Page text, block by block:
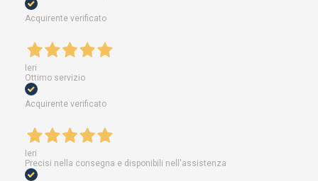
Acquirente verificato
Ieri
Ottimo servizio
Acquirente verificato
Ieri
Precisi nella consegna e disponibili nell'assistenza